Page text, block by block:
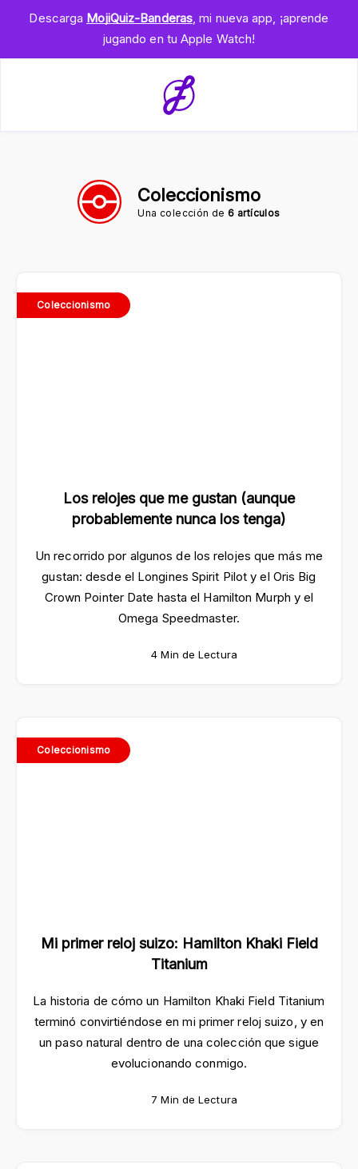
Descarga MojiQuiz-Banderas, mi nueva app, ¡aprende
jugando en tu Apple Watch!
Coleccionismo
Una colección de6 artículos
Coleccionismo
Los relojes que me gustan (aunque
probablemente nunca los tenga)
Un recorrido por algunos de los relojes que más me
gustan: desde el Longines Spirit Pilot y el Oris Big
Crown Pointer Date hasta el Hamilton Murph y el
Omega Speedmaster.
4 Min de Lectura
Coleccionismo
Mi primer reloj suizo: Hamilton Khaki Field
Titanium
La historia de cómo un Hamilton Khaki Field Titanium
terminó convirtiéndose en mi primer reloj suizo, y en
un paso natural dentro de una colección que sigue
evolucionando conmigo.
7 Min de Lectura